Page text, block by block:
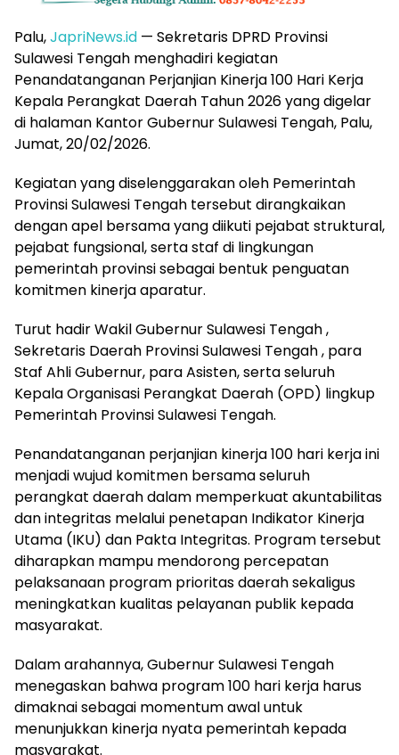
Palu,JapriNews.id — Sekretaris DPRD Provinsi
Sulawesi Tengah menghadiri kegiatan
Penandatanganan Perjanjian Kinerja 100 Hari Kerja
Kepala Perangkat Daerah Tahun 2026 yang digelar
di halaman Kantor Gubernur Sulawesi Tengah, Palu,
Jumat, 20/02/2026.
Kegiatan yang diselenggarakan oleh Pemerintah
Provinsi Sulawesi Tengah tersebut dirangkaikan
dengan apel bersama yang diikuti pejabat struktural,
pejabat fungsional, serta staf di lingkungan
pemerintah provinsi sebagai bentuk penguatan
komitmen kinerja aparatur.
Turut hadir Wakil Gubernur Sulawesi Tengah ,
Sekretaris Daerah Provinsi Sulawesi Tengah , para
Staf Ahli Gubernur, para Asisten, serta seluruh
Kepala Organisasi Perangkat Daerah (OPD) lingkup
Pemerintah Provinsi Sulawesi Tengah.
Penandatanganan perjanjian kinerja 100 hari kerja ini
menjadi wujud komitmen bersama seluruh
perangkat daerah dalam memperkuat akuntabilitas
dan integritas melalui penetapan Indikator Kinerja
Utama (IKU) dan Pakta Integritas. Program tersebut
diharapkan mampu mendorong percepatan
pelaksanaan program prioritas daerah sekaligus
meningkatkan kualitas pelayanan publik kepada
masyarakat.
Dalam arahannya, Gubernur Sulawesi Tengah
menegaskan bahwa program 100 hari kerja harus
dimaknai sebagai momentum awal untuk
menunjukkan kinerja nyata pemerintah kepada
masyarakat.